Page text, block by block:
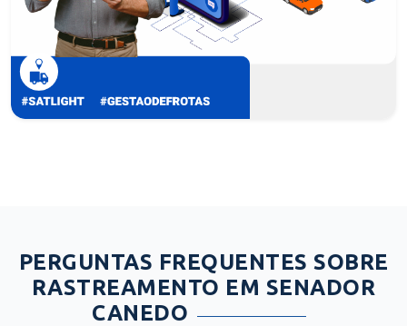
PERGUNTAS FREQUENTES SOBRE
RASTREAMENTO EM SENADOR
CANEDO